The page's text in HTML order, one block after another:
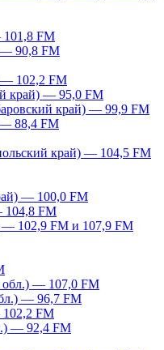
FM
90,8 FM
— 102,2 FM
край) — 95,0 FM
край) — 99,9 FM
— 88,4 FM
край) — 104,5 FM
— 100,0 FM
104,8 FM
102,9 FM и 107,9 FM
обл.) — 107,0 FM
— 96,7 FM
FM
— 92,4 FM